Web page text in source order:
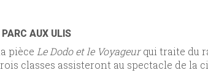
AUX ULIS
pièceLe Dodo et le Voyageurqui traite du
classes assisteront au spectacle de la